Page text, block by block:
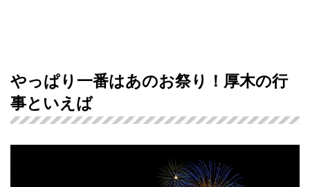
やっぱり一番はあのお祭り！厚木の行
事といえば